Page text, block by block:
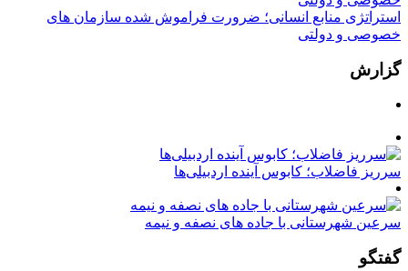
استراتژی منابع انسانی؛ ضرورت فراموش شده سازمان های
خصوصی و دولتی
گزارش
سرریز فاضلاب؛ کابوس آینده اردبیلی‌ها
سرعین شهرستانی با جاده های نصفه و نیمه
گفتگو